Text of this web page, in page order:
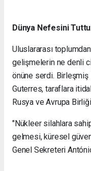
Dünya Nefesini
Uluslararası
gelişmelerin ne denli
önüne serdi.
Guterres, taraflara
Rusya ve Avrupa
"Nükleer silahlara
gelmesi, küresel
Genel Sekreteri